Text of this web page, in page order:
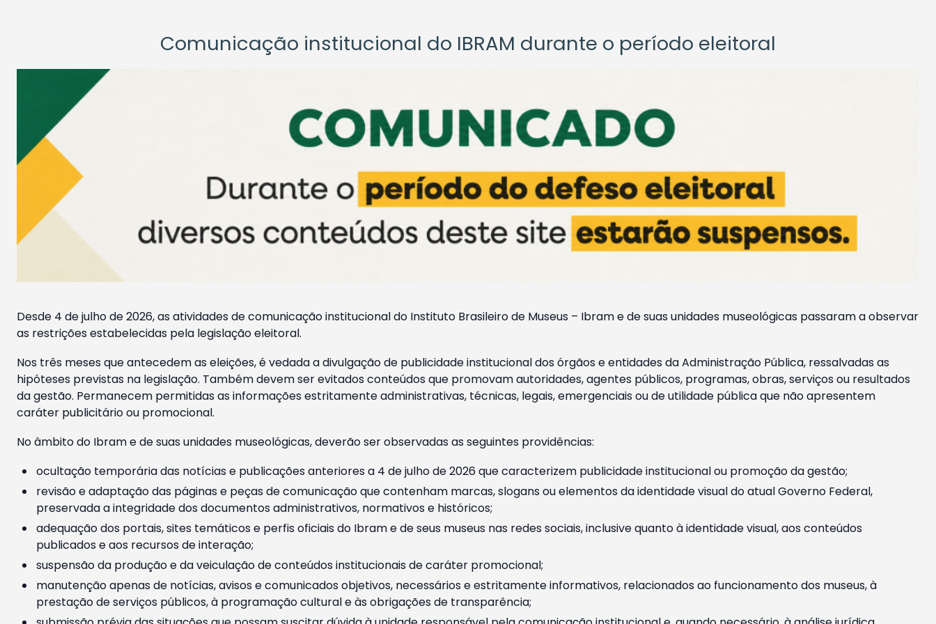
Comunicação institucional do IBRAM durante o período eleitoral
Desde 4 de julho de 2026, as atividades de comunicação institucional do Instituto Brasileiro de Museus – Ibram e de suas unidades museológicas passaram a observar
as restrições estabelecidas pela legislação eleitoral.
Nos três meses que antecedem as eleições, é vedada a divulgação de publicidade institucional dos órgãos e entidades da Administração Pública, ressalvadas as
hipóteses previstas na legislação. Também devem ser evitados conteúdos que promovam autoridades, agentes públicos, programas, obras, serviços ou resultados
da gestão. Permanecem permitidas as informações estritamente administrativas, técnicas, legais, emergenciais ou de utilidade pública que não apresentem
caráter publicitário ou promocional.
No âmbito do Ibram e de suas unidades museológicas, deverão ser observadas as seguintes providências:
ocultação temporária das notícias e publicações anteriores a 4 de julho de 2026 que caracterizem publicidade institucional ou promoção da gestão;
revisão e adaptação das páginas e peças de comunicação que contenham marcas, slogans ou elementos da identidade visual do atual Governo Federal,
preservada a integridade dos documentos administrativos, normativos e históricos;
adequação dos portais, sites temáticos e perfis oficiais do Ibram e de seus museus nas redes sociais, inclusive quanto à identidade visual, aos conteúdos
publicados e aos recursos de interação;
suspensão da produção e da veiculação de conteúdos institucionais de caráter promocional;
manutenção apenas de notícias, avisos e comunicados objetivos, necessários e estritamente informativos, relacionados ao funcionamento dos museus, à
prestação de serviços públicos, à programação cultural e às obrigações de transparência;